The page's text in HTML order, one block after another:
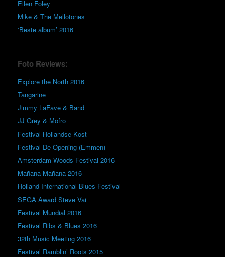
Ellen Foley
Mike & The Mellotones
‘Beste album’ 2016
Foto Reviews:
Explore the North 2016
Tangarine
Jimmy LaFave & Band
JJ Grey & Mofro
Festival Hollandse Kost
Festival De Opening (Emmen)
Amsterdam Woods Festival 2016
Mañana Mañana 2016
Holland International Blues Festival
SEGA Award Steve Vai
Festival Mundial 2016
Festival Ribs & Blues 2016
32th Music Meeting 2016
Festival Ramblin’ Roots 2015